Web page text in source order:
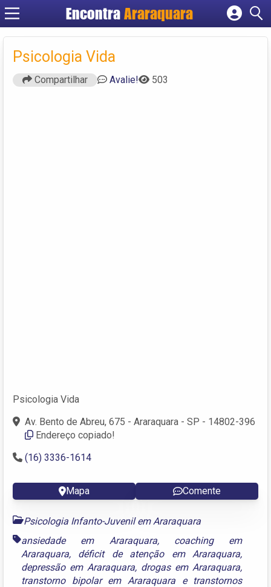
EncontraAraraquara
Cadastrar empresa
Psicologia Vida
Compartilhar Avalie! 503
Psicologia Vida
Av. Bento de Abreu, 675 - Araraquara - SP - 14802-396
Endereço copiado!
(16) 3336-1614
Mapa Comente
Psicologia Infanto-Juvenil em Araraquara
ansiedade em Araraquara, coaching em
Araraquara, déficit de atenção em Araraquara,
depressão em Araraquara, drogas em Araraquara,
transtorno bipolar em Araraquara e transtornos